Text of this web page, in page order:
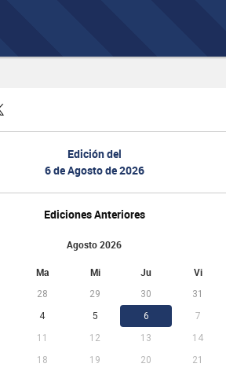
Edición del
6 de Agosto de 2026
Ediciones Anteriores
Agosto 2026
Ma Mi Ju Vi
28 29 30
31
4 5 6
7
11 12 13
14
18 19 20
21